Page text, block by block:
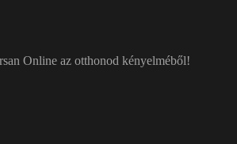
Online az otthonod kényelméből!